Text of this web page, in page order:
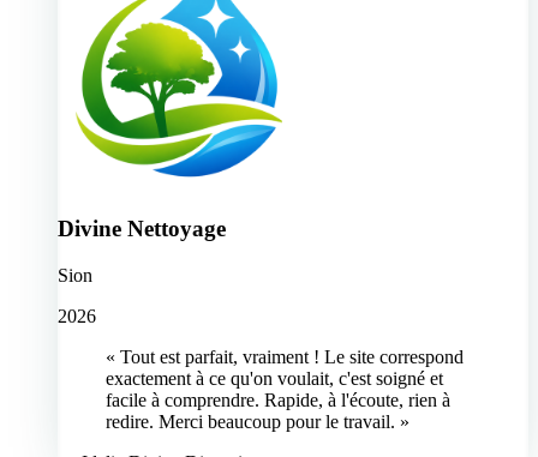
Divine Nettoyage
Sion
2026
« Tout est parfait, vraiment ! Le site correspond
exactement à ce qu'on voulait, c'est soigné et
facile à comprendre. Rapide, à l'écoute, rien à
redire. Merci beaucoup pour le travail. »